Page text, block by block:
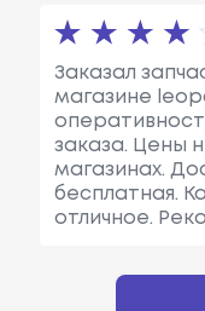
Заказал
магазине
заказа. Цены
магазинах.
бесплатная.
отличное.